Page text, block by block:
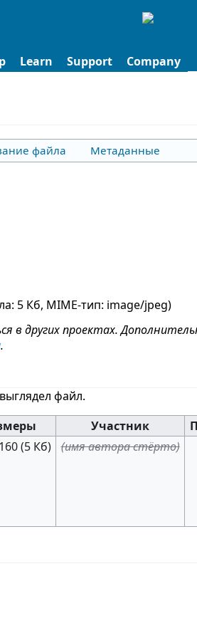
Learn Support Company
файла Метаданные
5 Кб, MIME-тип: image/jpeg)
в других проектах.
.
файл.
Участник
(5 Кб) (имя автора стёрто)